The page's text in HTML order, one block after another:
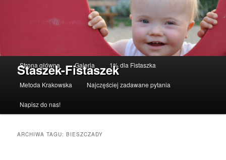
Staszek-Fistaszek
Przeskocz do tekstu
Przeskocz do widgetów
Strona główna Galeria 1% dla Fistaszka
Metoda Krakowska Najczęściej zadawane pytania
Napisz do nas!
ARCHIWA TAGU:BIESZCZADY